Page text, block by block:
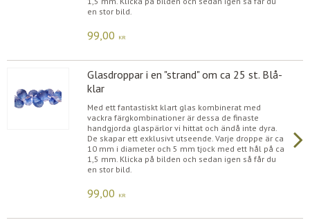
en stor bild.
99,00 KR
Glasdroppar i en "strand" om ca 25 st. Blå-
klar
Med ett fantastiskt klart glas kombinerat med
vackra färgkombinationer är dessa de finaste
handgjorda glaspärlor vi hittat och ändå inte dyra.
De skapar ett exklusivt utseende. Varje droppe är ca
10 mm i diameter och 5 mm tjock med ett hål på ca
1,5 mm. Klicka på bilden och sedan igen så får du
en stor bild.
99,00 KR